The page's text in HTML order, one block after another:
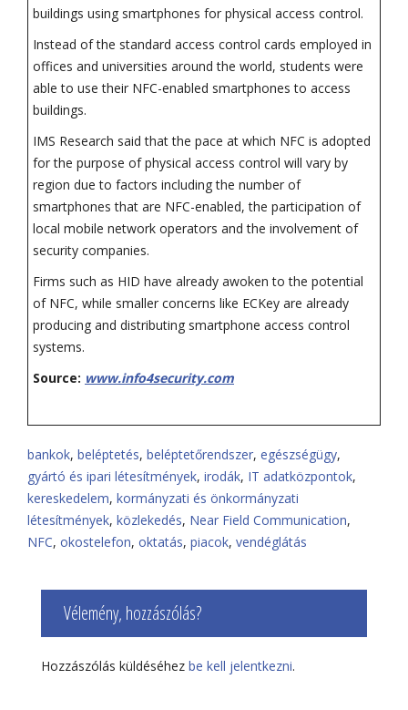
buildings using smartphones for physical access control.
Instead of the standard access control cards employed in
offices and universities around the world, students were
able to use their NFC-enabled smartphones to access
buildings.
IMS Research said that the pace at which NFC is adopted
for the purpose of physical access control will vary by
region due to factors including the number of
smartphones that are NFC-enabled, the participation of
local mobile network operators and the involvement of
security companies.
Firms such as HID have already awoken to the potential
of NFC, while smaller concerns like ECKey are already
producing and distributing smartphone access control
systems.
Source: www.info4security.com
bankok, beléptetés, beléptetőrendszer, egészségügy,
gyártó és ipari létesítmények, irodák, IT adatközpontok,
kereskedelem, kormányzati és önkormányzati
létesítmények, közlekedés, Near Field Communication,
NFC, okostelefon, oktatás, piacok, vendéglátás
Vélemény, hozzászólás?
Hozzászólás küldéséhez be kell jelentkezni.